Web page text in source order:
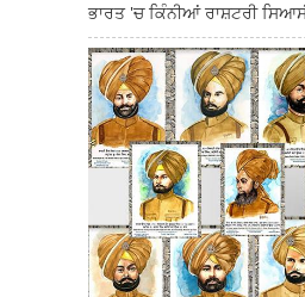
ਭਾਰਤ 'ਚ ਕਿੰਨੀਆਂ ਰਾਸ਼ਟਰੀ